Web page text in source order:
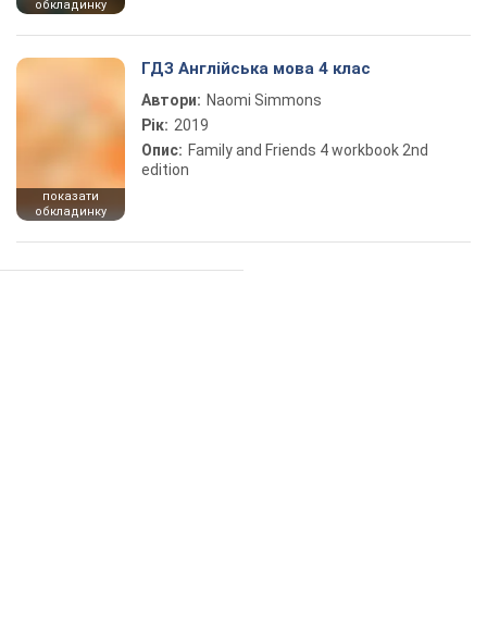
обкладинку
показати
обкладинку
ГДЗ Англійська мова 4 клас
Автори: Naomi Simmons
Рік: 2019
Опис: Family and Friends 4 workbook 2nd
edition